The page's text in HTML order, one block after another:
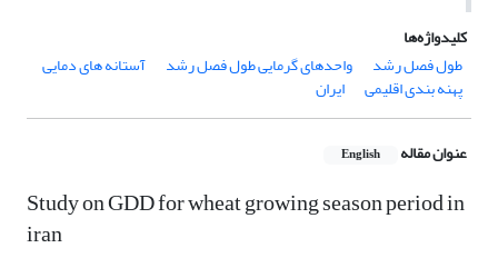
کلیدواژه‌ها
طول فصل رشد
واحدهای گرمایی طول فصل رشد آستانه های دمایی
پهنه بندی اقلیمی ایران
عنوان مقاله English
Study on GDD for wheat growing season period in
iran